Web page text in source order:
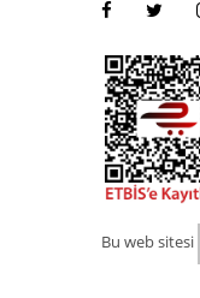
Bu web sitesi